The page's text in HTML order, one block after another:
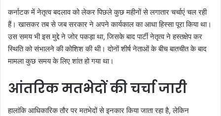
कर्नाटक में नेतृत्व बदलाव को लेकर पिछले कुछ महीनों से लगातार चर्चाएं चल रही
हैं। खासकर तब से जब सरकार ने अपने कार्यकाल का आधा हिस्सा पूरा किया था।
उस समय भी इस मुद्दे ने जोर पकड़ा था, जिसके बाद पार्टी नेतृत्व ने हस्तक्षेप कर
स्थिति को संभालने की कोशिश की थी। दोनों शीर्ष नेताओं के बीच बातचीत के बाद
मामला कुछ समय के लिए शांत हो गया था।
आंतरिक मतभेदों की चर्चा जारी
हालांकि आधिकारिक तौर पर मतभेदों से इनकार किया जाता रहा है, लेकिन